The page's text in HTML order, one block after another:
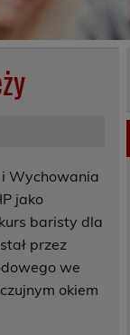
i Wychowania
jako
baristy dla
przez
we
okiem